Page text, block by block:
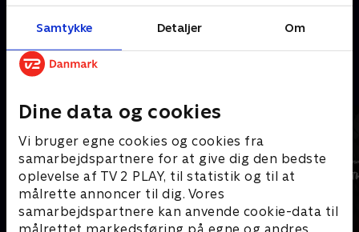
Samtykke Detaljer Om
Dine data og cookies
Vi bruger egne cookies og cookies fra
samarbejdspartnere for at give dig den bedste
oplevelse af TV 2 PLAY, til statistik og til at
målrette annoncer til dig. Vores
samarbejdspartnere kan anvende cookie-data til
Kræver tilkøb